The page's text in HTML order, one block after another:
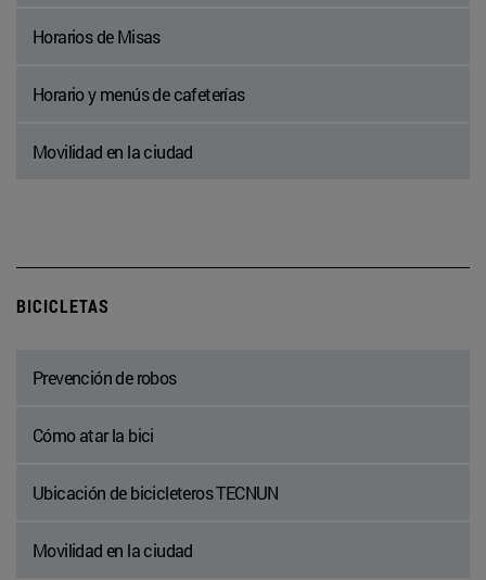
Horarios de Misas
Horario y menús de cafeterías
Movilidad en la ciudad
BICICLETAS
Prevención de robos
Cómo atar la bici
Ubicación de bicicleteros TECNUN
Movilidad en la ciudad